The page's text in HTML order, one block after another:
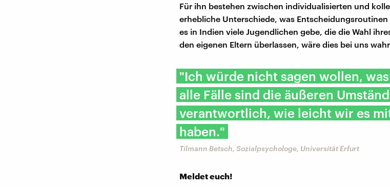
Für ihn bestehen zwischen individualisierten und
erhebliche Unterschiede, was Entscheidungsroutinen
es in Indien viele Jugendlichen gebe, die die Wahl
den eigenen Eltern überlassen, wäre dies bei uns
"Ich würde nicht sagen wollen,
alle Fälle sind die äußeren
verantwortlich, wie leicht wir es
haben."
Tilmann Betsch, Sozialpsychologe, Universität Erfurt
Meldet euch!